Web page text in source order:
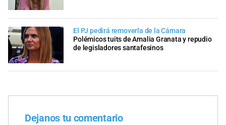
El PJ pedirá removerla de la Cámara
Polémicos tuits de Amalia Granata y repudio
de legisladores santafesinos
Dejanos tu comentario